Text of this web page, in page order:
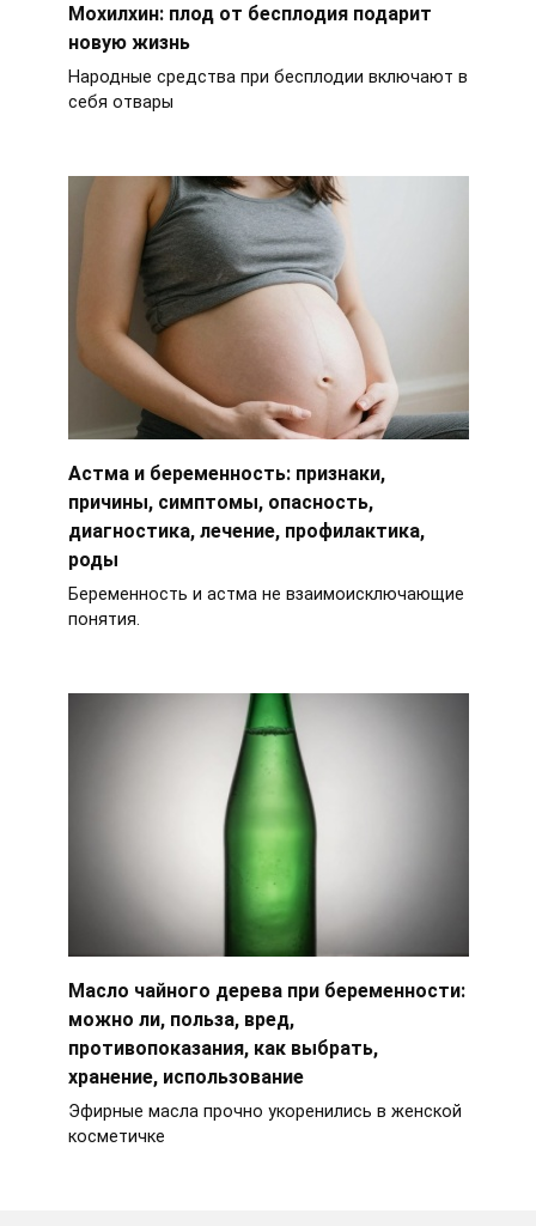
Мохилхин: плод от бесплодия подарит
новую жизнь
Народные средства при бесплодии включают в
себя отвары
Астма и беременность: признаки,
причины, симптомы, опасность,
диагностика, лечение, профилактика,
роды
Беременность и астма не взаимоисключающие
понятия.
Масло чайного дерева при беременности:
можно ли, польза, вред,
противопоказания, как выбрать,
хранение, использование
Эфирные масла прочно укоренились в женской
косметичке